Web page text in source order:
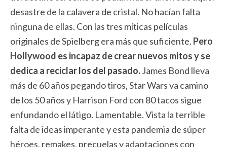
desastre de la calavera de cristal. No hacían falta
ninguna de ellas. Con las tres míticas películas
originales de Spielberg era más que suficiente. Pero
Hollywood es incapaz de crear nuevos mitos y se
dedica a reciclar los del pasado.James Bond lleva
más de 60 años pegando tiros, Star Wars va camino
de los 50 años y Harrison Ford con 80 tacos sigue
enfundando el látigo. Lamentable. Vista la terrible
falta de ideas imperante y esta pandemia de súper
héroes, remakes, precuelas y adaptaciones con